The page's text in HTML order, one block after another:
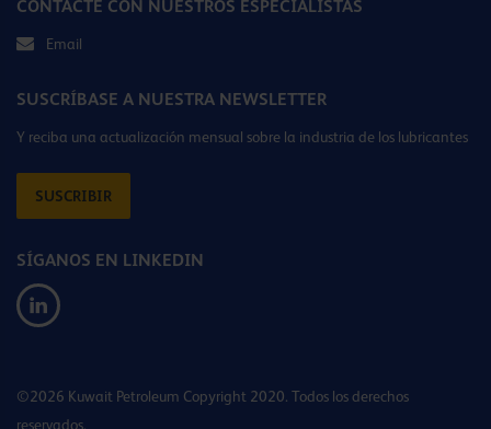
CONTACTE CON NUESTROS ESPECIALISTAS
Email
SUSCRÍBASE A NUESTRA NEWSLETTER
Y reciba una actualización mensual sobre la industria de los lubricantes
SUSCRIBIR
SÍGANOS EN LINKEDIN
©2026 Kuwait Petroleum Copyright 2020. Todos los derechos
reservados.